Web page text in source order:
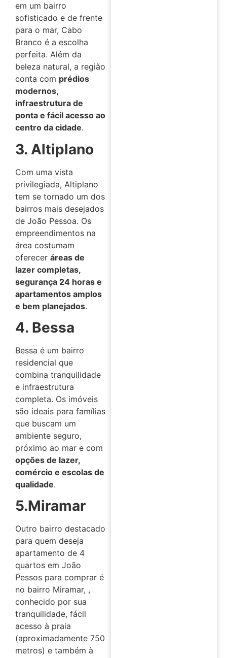
em um bairro
sofisticado e de frente
para o mar, Cabo
Branco é a escolha
perfeita. Além da
beleza natural, a região
conta com prédios
modernos,
infraestrutura de
ponta e fácil acesso ao
centro da cidade.
3. Altiplano
Com uma vista
privilegiada, Altiplano
tem se tornado um dos
bairros mais desejados
de João Pessoa. Os
empreendimentos na
área costumam
oferecer áreas de
lazer completas,
segurança 24 horas e
apartamentos amplos
e bem planejados.
4. Bessa
Bessa é um bairro
residencial que
combina tranquilidade
e infraestrutura
completa. Os imóveis
são ideais para famílias
que buscam um
ambiente seguro,
próximo ao mar e com
opções de lazer,
comércio e escolas de
qualidade.
5.Miramar
Outro bairro destacado
para quem deseja
apartamento de 4
quartos em João
Pessos para comprar é
no bairro Miramar, ,
conhecido por sua
tranquilidade, fácil
acesso à praia
(aproximadamente 750
metros) e também à